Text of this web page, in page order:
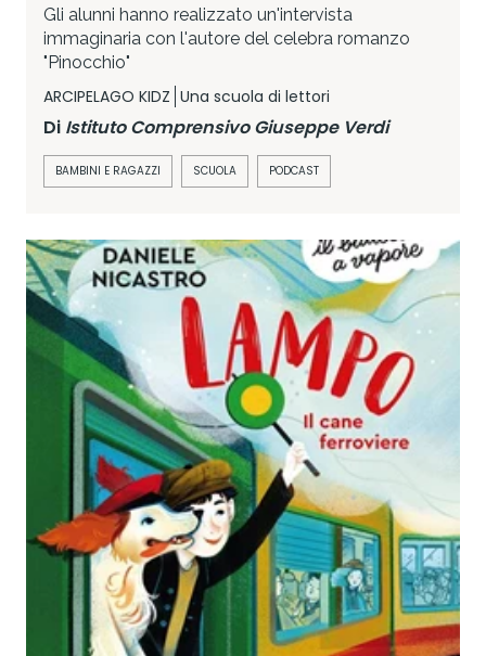
Gli alunni hanno realizzato un'intervista
immaginaria con l'autore del celebra romanzo
"Pinocchio"
ARCIPELAGO KIDZ Una scuola di lettori
Di Istituto Comprensivo Giuseppe Verdi
BAMBINI E RAGAZZI SCUOLA PODCAST